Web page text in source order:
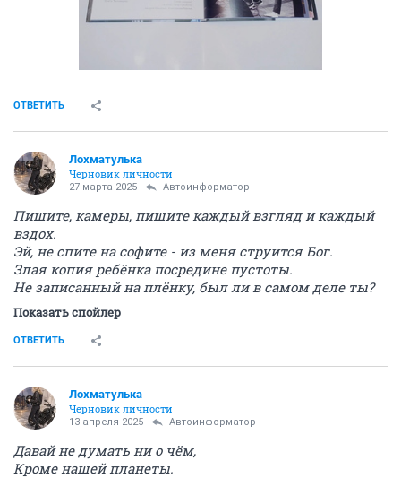
ОТВЕТИТЬ
Лохматулька
Черновик личности
27 марта 2025 Автоинформатор
Пишите, камеры, пишите каждый взгляд и каждый
вздох.
Эй, не спите на софите - из меня струится Бог.
Злая копия ребёнка посредине пустоты.
Не записанный на плёнку, был ли в самом деле ты?
Показать спойлер
ОТВЕТИТЬ
Лохматулька
Черновик личности
13 апреля 2025 Автоинформатор
Давай не думать ни о чём,
Кроме нашей планеты.